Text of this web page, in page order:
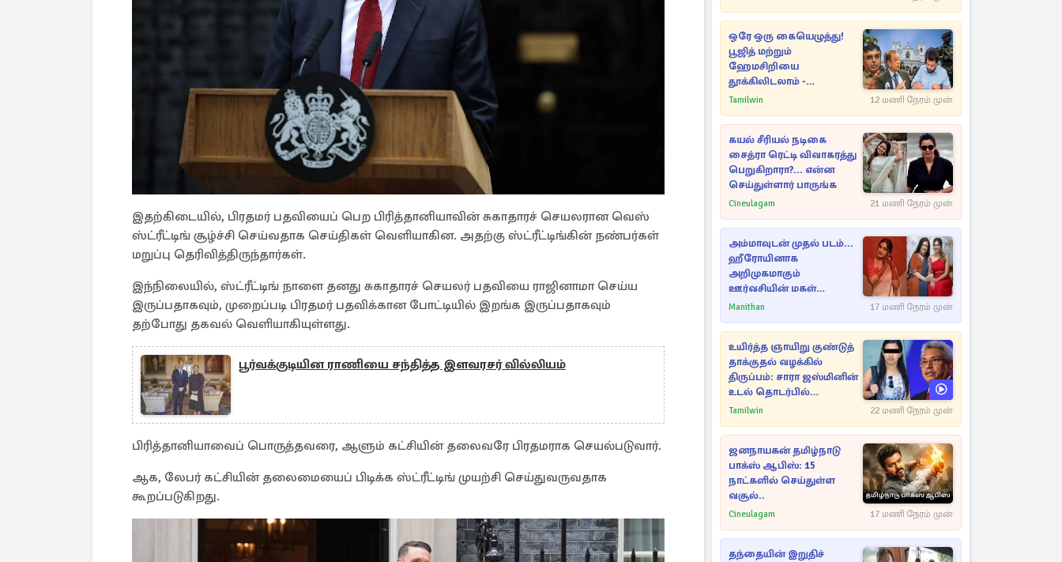
இதற்கிடையில், பிரதமர் பதவியைப் பெற பிரித்தானியாவின் சுகாதாரச் செயலரான வெஸ்
ஸ்ட்ரீட்டிங் சூழ்ச்சி செய்வதாக செய்திகள் வெளியாகின. அதற்கு ஸ்ட்ரீட்டிங்கின் நண்பர்கள்
மறுப்பு தெரிவித்திருந்தார்கள்.
இந்நிலையில், ஸ்ட்ரீட்டிங் நாளை தனது சுகாதாரச் செயலர் பதவியை ராஜினாமா செய்ய
இருப்பதாகவும், முறைப்படி பிரதமர் பதவிக்கான போட்டியில் இறங்க இருப்பதாகவும்
தற்போது தகவல் வெளியாகியுள்ளது.
பூர்வக்குடியின ராணியை சந்தித்த இளவரசர் வில்லியம்
பிரித்தானியாவைப் பொருத்தவரை, ஆளும் கட்சியின் தலைவரே பிரதமராக செயல்படுவார்.
ஆக, லேபர் கட்சியின் தலைமையைப் பிடிக்க ஸ்ட்ரீட்டிங் முயற்சி செய்துவருவதாக
கூறப்படுகிறது.
ஒரே ஒரு கையெழுத்து!
பூஜித் மற்றும்
ஹேமசிறியை
தூக்கிலிடலாம் -
அநுரவுக்குச் சென்ற
Tamilwin 12 மணி நேரம் முன்
கயல் சீரியல் நடிகை
சைத்ரா ரெட்டி விவாகரத்து
பெறுகிறாரா?... என்ன
செய்துள்ளார் பாருங்க
Cineulagam 21 மணி நேரம் முன்
அம்மாவுடன் முதல் படம்...
ஹீரோயினாக
அறிமுகமாகும்
ஊர்வசியின் மகள்
தேஜலட்சுமி!
Manithan 17 மணி நேரம் முன்
உயிர்த்த ஞாயிறு குண்டுத்
தாக்குதல் வழக்கில்
திருப்பம்: சாரா ஜஸ்மினின்
உடல் தொடர்பில்
நீதிமன்றத்தில் வெளியான
Tamilwin 22 மணி நேரம் முன்
ஜனநாயகன் தமிழ்நாடு
பாக்ஸ் ஆபிஸ்: 15
நாட்களில் செய்துள்ள
வசூல்..
Cineulagam 17 மணி நேரம் முன்
தந்தையின் இறுதிச்